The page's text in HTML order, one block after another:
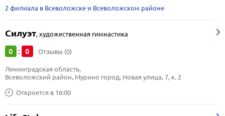
2 филиала в Всеволожске и Всеволожском районе
Силуэт,художественная гимнастика
0 : 0 Отзывы (0)
Откроется в 16:00
Ленинградская область,
Всеволожский район, Мурино город, Новая улица, 7, к. 2